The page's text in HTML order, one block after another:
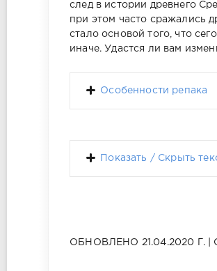
след в истории древнего
при этом часто сражались
стало основой того, что
иначе. Удастся ли вам
Особенности репака
Показать / Скрыть
ОБНОВЛЕНО 21.04.2020 Г. |